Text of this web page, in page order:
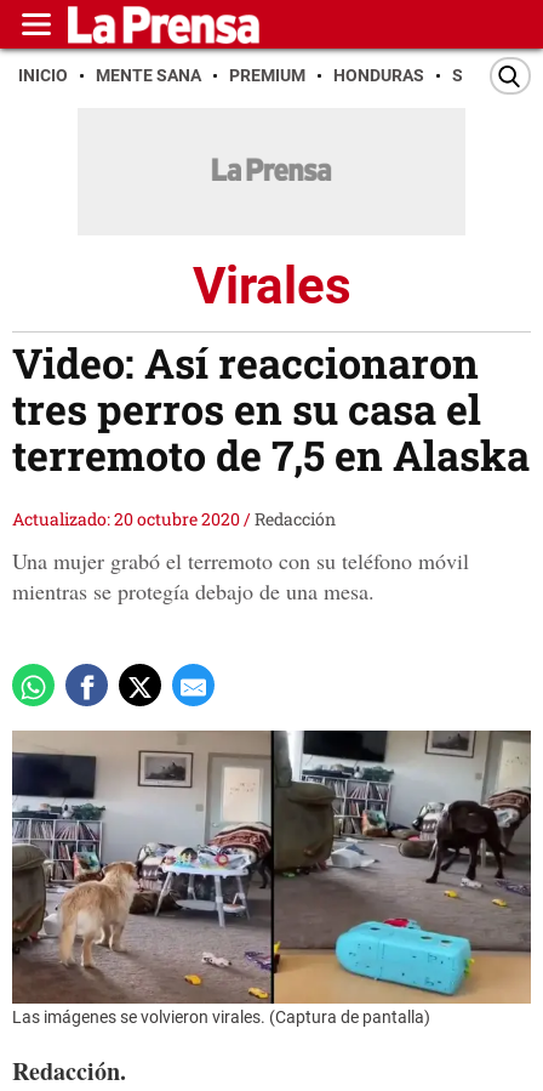
INICIO MENTE SANA PREMIUM HONDURAS SAN PEDRO
Virales
Video: Así reaccionaron
tres perros en su casa el
terremoto de 7,5 en Alaska
Actualizado: 20 octubre 2020/Redacción
Una mujer grabó el terremoto con su teléfono móvil
mientras se protegía debajo de una mesa.
Las imágenes se volvieron virales. (Captura de pantalla)
Redacción.